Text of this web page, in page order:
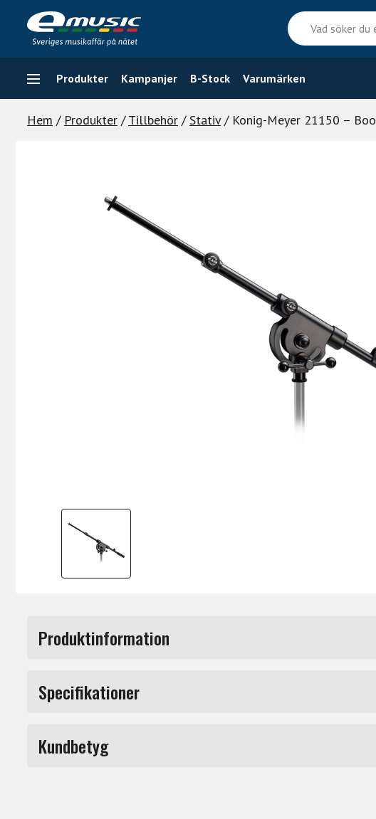
content
Vad
söker
du
efter?
Produkter Kampanjer B-Stock Varumärken
Hem / Produkter /Tillbehör /Stativ/ Konig-Meyer 21150 –
Produktinformation
en maximal räckvidd på 1,5 meter, kan du enkelt
effektiv.
Specifikationer
Kundbetyg